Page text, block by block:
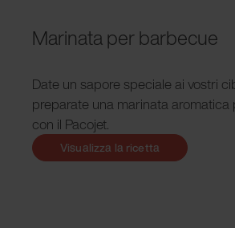
Marinata per barbecue
Date un sapore speciale ai vostri
preparate una marinata
con il Pacojet.
Visualizza la ricetta